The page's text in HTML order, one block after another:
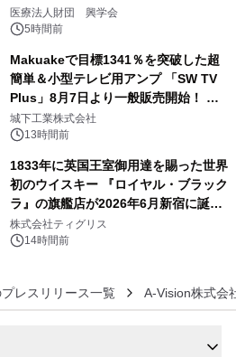
療計画」をテーマに専門監修
医療法人財団 興学会
5時間前
Makuakeで目標1341％を突破した超
簡単＆小型テレビ用アンプ 「SW TV
Plus」8月7日より一般販売開始！ ケ
ーブル1本つなぐだけ、テレビの音が
ぐっと豊かに
城下工業株式会社
13時間前
1833年に英国王室御用達を賜った世界
初のウイスキー 『ロイヤル・ブラック
ラ』の旗艦店が2026年6月新宿に誕
生 バカルディ ジャパンと連携した
没入型バー「BAR Arca」
株式会社ティグリス
14時間前
レスリリース一覧 A-Vision株式会